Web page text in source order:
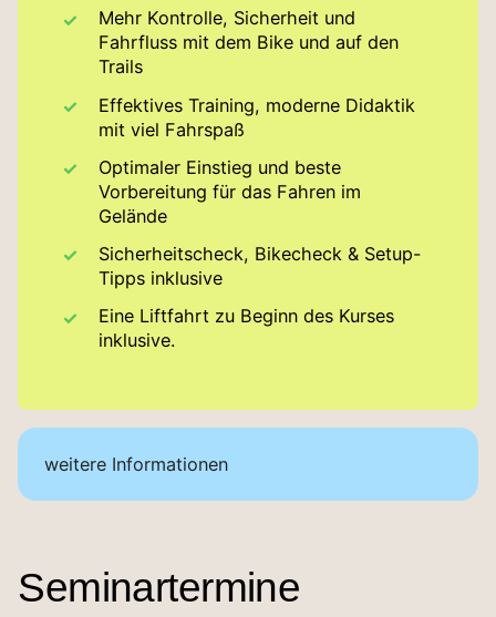
Mehr Kontrolle, Sicherheit und
Fahrfluss mit dem Bike und auf den
Trails
Effektives Training, moderne Didaktik
mit viel Fahrspaß
Optimaler Einstieg und beste
Vorbereitung für das Fahren im
Gelände
Sicherheitscheck, Bikecheck & Setup-
Tipps inklusive
Eine Liftfahrt zu Beginn des Kurses
inklusive.
weitere Informationen
Seminartermine